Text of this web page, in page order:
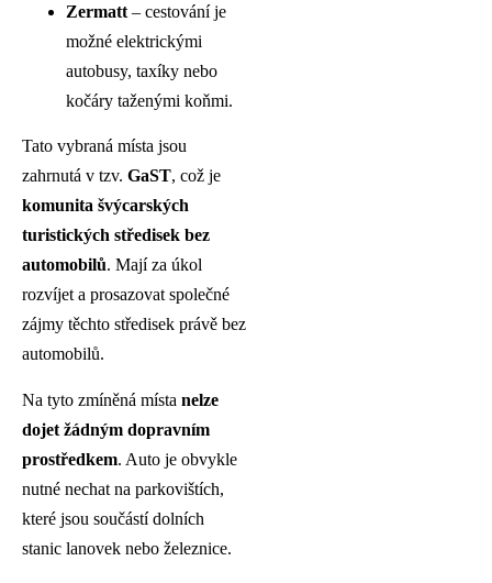
Zermatt – cestování je
možné elektrickými
autobusy, taxíky nebo
kočáry taženými koňmi.
Tato vybraná místa jsou
zahrnutá v tzv. GaST, což je
komunita švýcarských
turistických středisek bez
automobilů. Mají za úkol
rozvíjet a prosazovat společné
zájmy těchto středisek právě bez
automobilů.
Na tyto zmíněná místa nelze
dojet žádným dopravním
prostředkem. Auto je obvykle
nutné nechat na parkovištích,
které jsou součástí dolních
stanic lanovek nebo železnice.